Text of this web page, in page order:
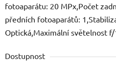
fotoaparátu: 20 MPx,Počet
předních fotoaparátů:
Optická,Maximální světelnost
Dostupnost